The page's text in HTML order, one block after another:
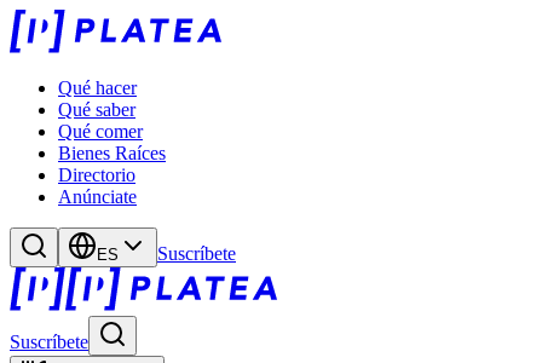
Qué hacer
Qué saber
Qué comer
Bienes Raíces
Directorio
Anúnciate
ES Suscríbete
Suscríbete